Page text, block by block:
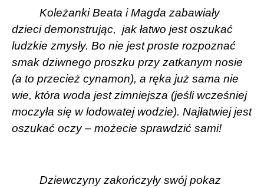
Koleżanki Beata i Magda zabawiały
dzieci demonstrując, jak łatwo jest oszukać
ludzkie zmysły. Bo nie jest proste rozpoznać
smak dziwnego proszku przy zatkanym nosie
(a to przecież cynamon), a ręka już sama nie
wie, która woda jest zimniejsza (jeśli wcześniej
moczyła się w lodowatej wodzie). Najłatwiej jest
oszukać oczy – możecie sprawdzić sami!
Dziewczyny zakończyły swój pokaz